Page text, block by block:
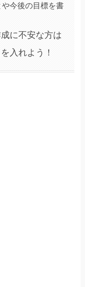
今後の目標を書
に不安な方は
入れよう！